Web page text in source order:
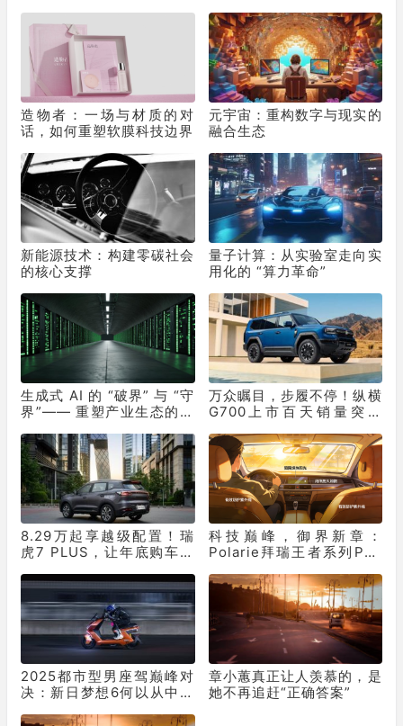
挚荐
造物者：一场与材质的对
话，如何重塑软膜科技边界
元宇宙：重构数字与现实的
融合生态
新能源技术：构建零碳社会
的核心支撑
量子计算：从实验室走向实
用化的 “算力革命”
生成式 AI 的 “破界” 与 “守
界”—— 重塑产业生态的双
万众瞩目，步履不停！纵横
G700上市百天销量突破
8.29万起享越级配置！瑞
虎7 PLUS，让年底购车再
科技巅峰，御界新章：
Polarie拜瑞王者系列P70
2025都市型男座驾巅峰对
决：新日梦想6何以从中突
章小蕙真正让人羡慕的，是
她不再追赶“正确答案”